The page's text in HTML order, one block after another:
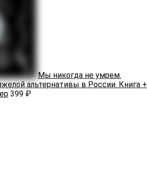
Мы никогда не умрем.
альтернативы в России. Книга +
399 ₽